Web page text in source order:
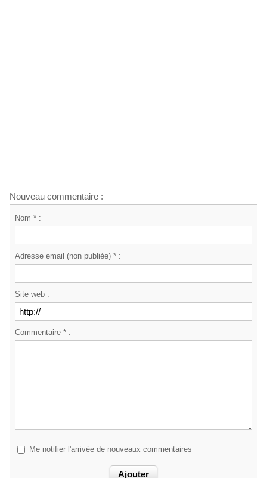
Nouveau commentaire :
Nom * :
Adresse email (non publiée) * :
Site web :
Commentaire * :
Me notifier l'arrivée de nouveaux commentaires